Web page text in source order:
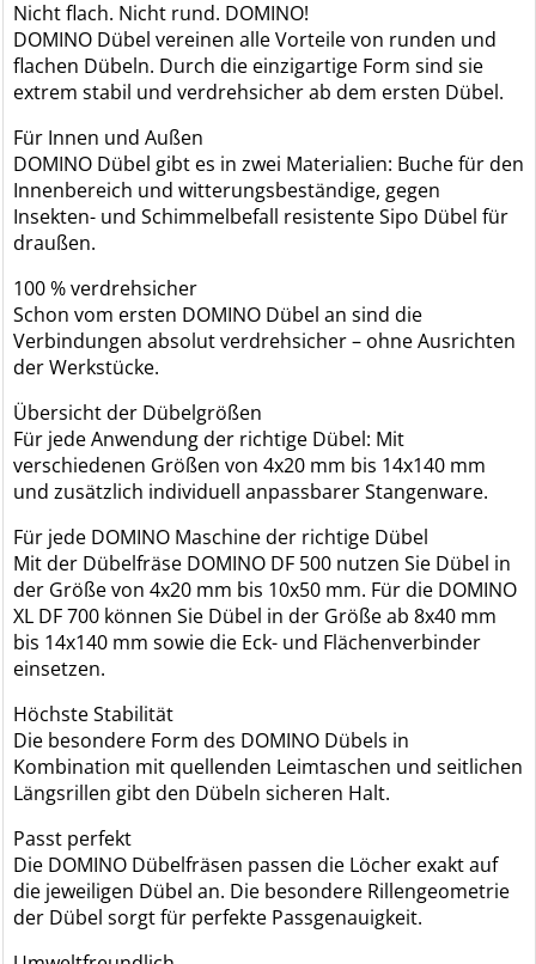
Nicht flach. Nicht rund. DOMINO!
DOMINO Dübel vereinen alle Vorteile von runden und
flachen Dübeln. Durch die einzigartige Form sind sie
extrem stabil und verdrehsicher ab dem ersten Dübel.
Für Innen und Außen
DOMINO Dübel gibt es in zwei Materialien: Buche für den
Innenbereich und witterungsbeständige, gegen
Insekten- und Schimmelbefall resistente Sipo Dübel für
draußen.
100 % verdrehsicher
Schon vom ersten DOMINO Dübel an sind die
Verbindungen absolut verdrehsicher – ohne Ausrichten
der Werkstücke.
Übersicht der Dübelgrößen
Für jede Anwendung der richtige Dübel: Mit
verschiedenen Größen von 4x20 mm bis 14x140 mm
und zusätzlich individuell anpassbarer Stangenware.
Für jede DOMINO Maschine der richtige Dübel
Mit der Dübelfräse DOMINO DF 500 nutzen Sie Dübel in
der Größe von 4x20 mm bis 10x50 mm. Für die DOMINO
XL DF 700 können Sie Dübel in der Größe ab 8x40 mm
bis 14x140 mm sowie die Eck- und Flächenverbinder
einsetzen.
Höchste Stabilität
Die besondere Form des DOMINO Dübels in
Kombination mit quellenden Leimtaschen und seitlichen
Längsrillen gibt den Dübeln sicheren Halt.
Passt perfekt
Die DOMINO Dübelfräsen passen die Löcher exakt auf
die jeweiligen Dübel an. Die besondere Rillengeometrie
der Dübel sorgt für perfekte Passgenauigkeit.